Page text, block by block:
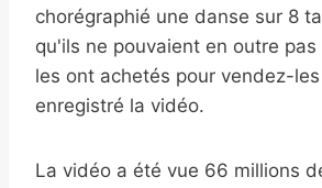
chorégraphié une danse sur 8
qu'ils ne pouvaient en outre pas
les ont achetés pour vendez-
enregistré la vidéo.
La vidéo a été vue 66 millions